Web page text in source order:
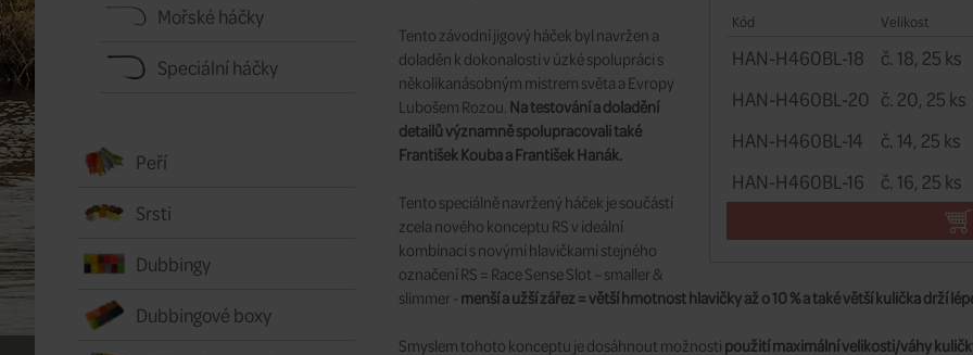
Mořské háčky
Speciální háčky
Peří
Srsti
Dubbingy
Dubbingové boxy
Kód Velikost
HAN-H460BL-18 č. 18, 25 ks
HAN-H460BL-20 č. 20, 25 ks
HAN-H460BL-14
č. 14, 25 ks
HAN-H460BL-16
č. 16, 25 ks
Tento závodní jigový háček byl navržen a
doladěn k dokonalosti v úzké spolupráci s
několikanásobným mistrem světa a Evropy
Lubošem Rozou.Na testování a doladění
detailů významně spolupracovali také
František Kouba a František Hanák.
Tento speciálně navržený háček je součástí
zcela nového konceptu RS v ideální
kombinaci s novými hlavičkami stejného
označení RS = Race Sense Slot – smaller &
slimmer -menší a užší zářez = větší hmotnost hlavičky až o 10 % a také větší kulička drží
Smyslem tohoto konceptu je dosáhnout možnostipoužití maximální velikosti/váhy